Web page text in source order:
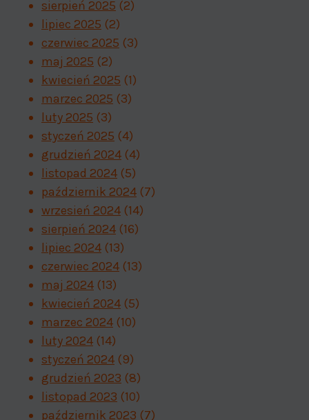
sierpień 2025 (2)
lipiec 2025 (2)
czerwiec 2025 (3)
maj 2025 (2)
kwiecień 2025 (1)
marzec 2025 (3)
luty 2025 (3)
styczeń 2025 (4)
grudzień 2024 (4)
listopad 2024 (5)
październik 2024 (7)
wrzesień 2024 (14)
sierpień 2024 (16)
lipiec 2024 (13)
czerwiec 2024 (13)
maj 2024 (13)
kwiecień 2024 (5)
marzec 2024 (10)
luty 2024 (14)
styczeń 2024 (9)
grudzień 2023 (8)
listopad 2023 (10)
październik 2023 (7)